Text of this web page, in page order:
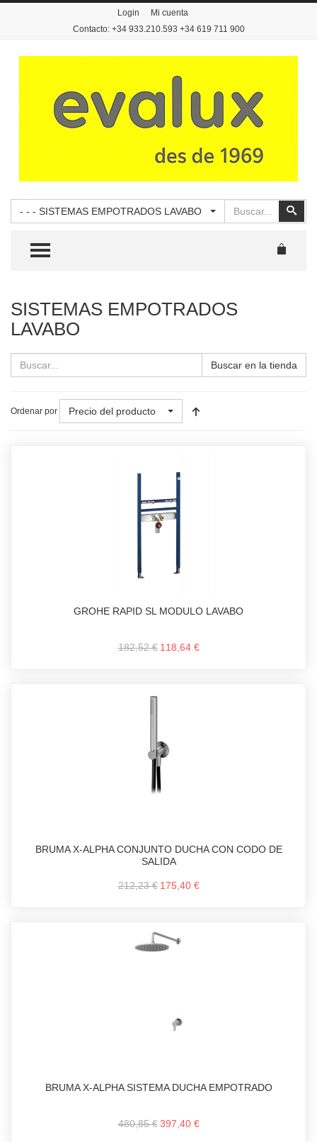
Login
Mi cuenta
Contacto: +34 933.210.593 +34 619 711 900
- - - SISTEMAS EMPOTRADOS LAVABO
TOGGLE MENU
SISTEMAS EMPOTRADOS
LAVABO
Buscar en la tienda
Ordenar por Precio del producto
GROHE RAPID SL MODULO LAVABO
182,52 € 118,64 €
BRUMA X-ALPHA CONJUNTO DUCHA CON CODO DE
SALIDA
212,23 € 175,40 €
BRUMA X-ALPHA SISTEMA DUCHA EMPOTRADO
480,85 € 397,40 €